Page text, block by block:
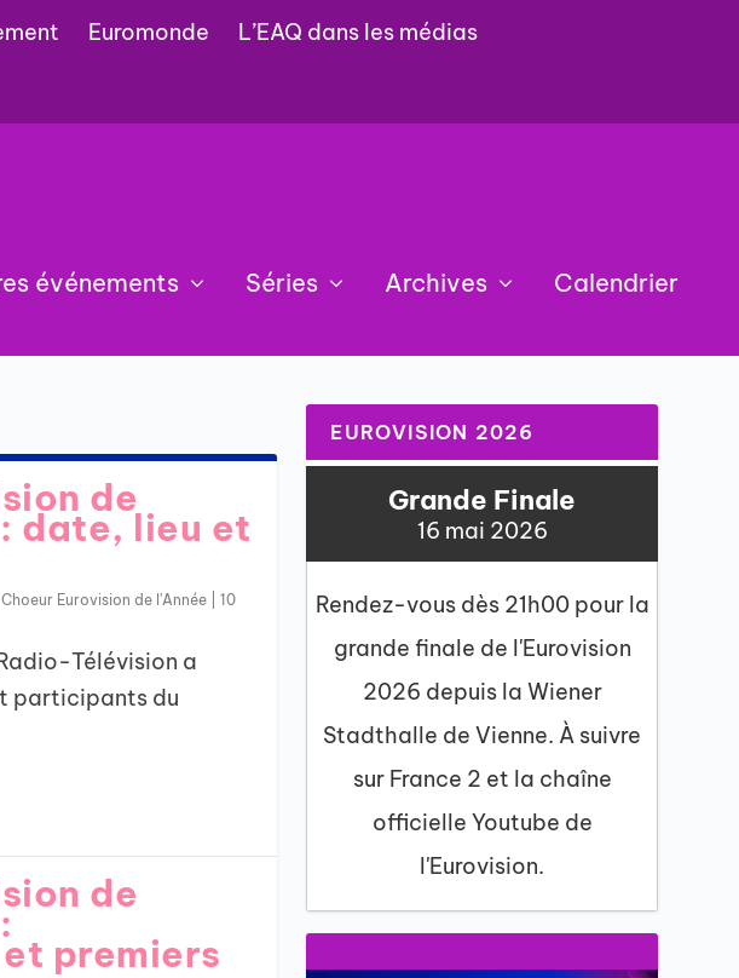
Euromonde L’EAQ dans les médias
événements Séries Archives Calendrier
de
: date, lieu et
Choeur Eurovision de l'Année| 10
Télévision a
participants du
de
premiers
EUROVISION 2026
Grande Finale
16 mai 2026
Rendez-vous dès 21h00 pour la
grande finale de l'Eurovision
2026 depuis la Wiener
Stadthalle de Vienne. À suivre
sur France 2 et la chaîne
officielle Youtube de
l'Eurovision.